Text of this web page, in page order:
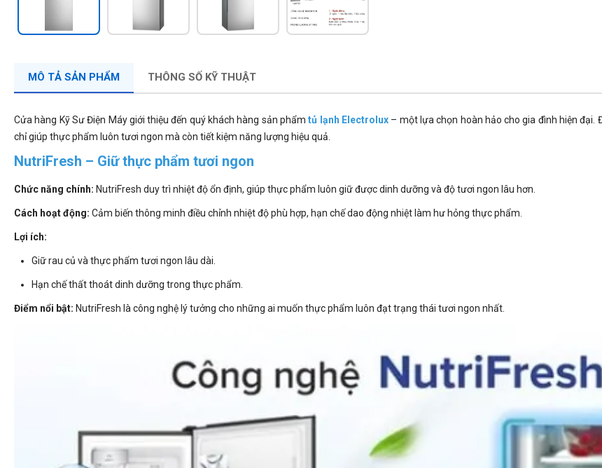
MÔ TẢ SẢN PHẨM THÔNG SỐ KỸ THUẬT
Cửa hàng Kỹ Sư Điện Máy giới thiệu đến quý khách hàng sản phẩm tủ lạnh Electrolux– một lựa chọn hoàn hảo cho gia đình hiện đại.
chỉ giúp thực phẩm luôn tươi ngon mà còn tiết kiệm năng lượng hiệu quả.
NutriFresh – Giữ thực phẩm tươi ngon
Chức năng chính: NutriFresh duy trì nhiệt độ ổn định, giúp thực phẩm luôn giữ được dinh dưỡng và độ tươi ngon lâu hơn.
Cách hoạt động: Cảm biến thông minh điều chỉnh nhiệt độ phù hợp, hạn chế dao động nhiệt làm hư hỏng thực phẩm.
Lợi ích:
Giữ rau củ và thực phẩm tươi ngon lâu dài.
Hạn chế thất thoát dinh dưỡng trong thực phẩm.
Điểm nổi bật: NutriFresh là công nghệ lý tưởng cho những ai muốn thực phẩm luôn đạt trạng thái tươi ngon nhất.